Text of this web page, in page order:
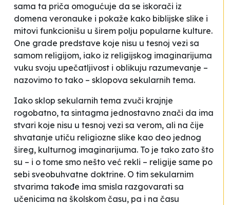
sama ta priča omogućuje da se iskorači iz
domena veronauke i pokaže kako biblijske slike i
mitovi funkcionišu u širem polju popularne kulture.
One grade predstave koje nisu u tesnoj vezi sa
samom religijom, iako iz religijskog imaginarijuma
vuku svoju upečatljivost i oblikuju razumevanje –
nazovimo to tako – sklopova sekularnih tema.
Iako sklop sekularnih tema zvuči krajnje
rogobatno, ta sintagma jednostavno znači da ima
stvari koje nisu u tesnoj vezi sa verom, ali na čije
shvatanje utiču religiozne slike kao deo jednog
šireg, kulturnog imaginarijuma. To je tako zato što
su – i o tome smo nešto već rekli – religije same po
sebi sveobuhvatne doktrine. O tim sekularnim
stvarima takođe ima smisla razgovarati sa
učenicima na školskom času, pa i na času